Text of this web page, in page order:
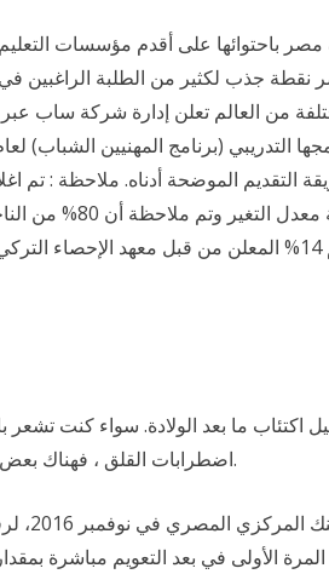
مصر باحتوائها على أقدم مؤسسات
جذب لكثير من الطلبة الراغبين
من العالم تعلن إدارة شركة ساب عبر
هنا : مراجعة
اكتئاب ما بعد الولادة. سواء كنت تشعر
اضطرابات القلق ، فهناك بعض الخيارات العشبية والغذائية التي يمكن أن تساعدك.